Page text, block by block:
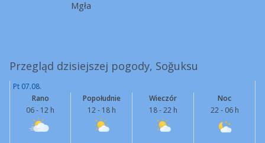
Mgła
Przegląd dzisiejszej pogody, Soğuksu
Pt 07.08.
Rano
06 - 12 h
Popołudnie
12 - 18 h
Wieczór
18 - 22 h
Noc
22 - 06 h